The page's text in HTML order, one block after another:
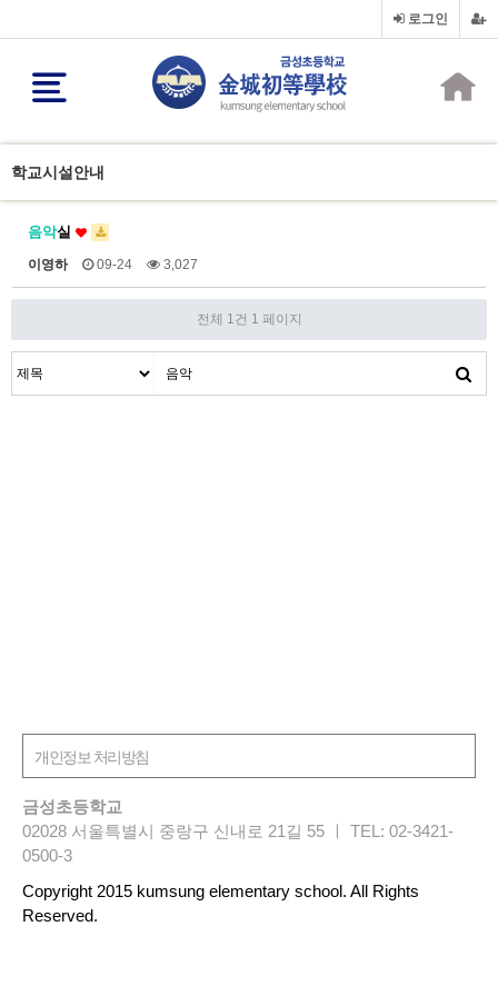
로그인
학교시설안내
음악실
이영하 09-24 3,027
전체 1건 1 페이지
금성초등학교
02028 서울특별시 중랑구 신내로 21길 55 ㅣ TEL: 02-3421-
0500-3
Copyright 2015 kumsung elementary school. All Rights
Reserved.